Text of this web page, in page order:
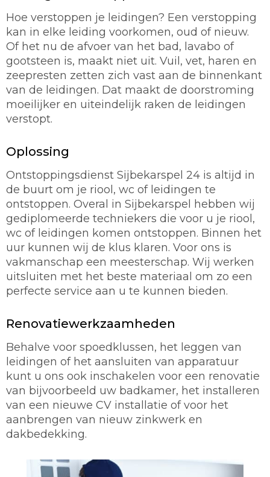
Hoe verstoppen je leidingen? Een verstopping
kan in elke leiding voorkomen, oud of nieuw.
Of het nu de afvoer van het bad, lavabo of
gootsteen is, maakt niet uit. Vuil, vet, haren en
zeepresten zetten zich vast aan de binnenkant
van de leidingen. Dat maakt de doorstroming
moeilijker en uiteindelijk raken de leidingen
verstopt.
Oplossing
Ontstoppingsdienst Sijbekarspel 24 is altijd in
de buurt om je riool, wc of leidingen te
ontstoppen. Overal in Sijbekarspel hebben wij
gediplomeerde techniekers die voor u je riool,
wc of leidingen komen ontstoppen. Binnen het
uur kunnen wij de klus klaren. Voor ons is
vakmanschap een meesterschap. Wij werken
uitsluiten met het beste materiaal om zo een
perfecte service aan u te kunnen bieden.
Renovatiewerkzaamheden
Behalve voor spoedklussen, het leggen van
leidingen of het aansluiten van apparatuur
kunt u ons ook inschakelen voor een renovatie
van bijvoorbeeld uw badkamer, het installeren
van een nieuwe CV installatie of voor het
aanbrengen van nieuw zinkwerk en
dakbedekking.